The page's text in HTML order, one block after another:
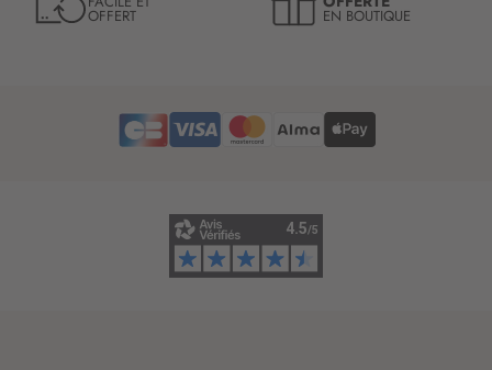
e
OFFERT EN BOUTIQUE